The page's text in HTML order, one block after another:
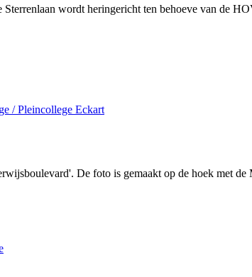
wordt heringericht ten behoeve van de
/ Pleincollege Eckart
De foto is gemaakt op de hoek met